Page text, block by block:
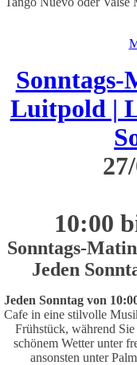
Sonntags-
Luitpold |
10:00
Sonntags-
Jeden
Jeden Sonntag von
Cafe in eine stilvolle
Frühstück, während
schönem Wetter unter
ansonsten unter